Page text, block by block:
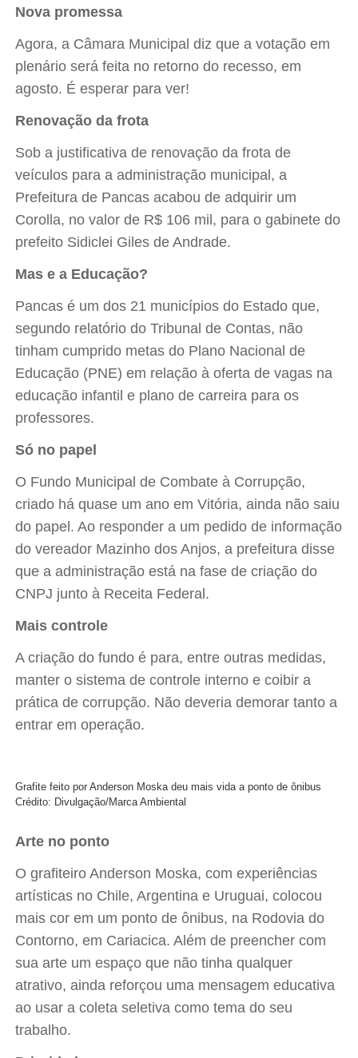
Nova promessa
Agora, a Câmara Municipal diz que a votação em
plenário será feita no retorno do recesso, em
agosto. É esperar para ver!
Renovação da frota
Sob a justificativa de renovação da frota de
veículos para a administração municipal, a
Prefeitura de Pancas acabou de adquirir um
Corolla, no valor de R$ 106 mil, para o gabinete do
prefeito Sidiclei Giles de Andrade.
Mas e a Educação?
Pancas é um dos 21 municípios do Estado que,
segundo relatório do Tribunal de Contas, não
tinham cumprido metas do Plano Nacional de
Educação (PNE) em relação à oferta de vagas na
educação infantil e plano de carreira para os
professores.
Só no papel
O Fundo Municipal de Combate à Corrupção,
criado há quase um ano em Vitória, ainda não saiu
do papel. Ao responder a um pedido de informação
do vereador Mazinho dos Anjos, a prefeitura disse
que a administração está na fase de criação do
CNPJ junto à Receita Federal.
Mais controle
A criação do fundo é para, entre outras medidas,
manter o sistema de controle interno e coibir a
prática de corrupção. Não deveria demorar tanto a
entrar em operação.
Grafite feito por Anderson Moska deu mais vida a ponto de ônibus
Crédito: Divulgação/Marca Ambiental
Arte no ponto
O grafiteiro Anderson Moska, com experiências
artísticas no Chile, Argentina e Uruguai, colocou
mais cor em um ponto de ônibus, na Rodovia do
Contorno, em Cariacica. Além de preencher com
sua arte um espaço que não tinha qualquer
atrativo, ainda reforçou uma mensagem educativa
ao usar a coleta seletiva como tema do seu
trabalho.